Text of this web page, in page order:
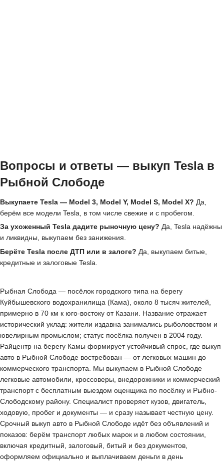
Вопросы и ответы — выкуп Tesla в
Рыбной Слободе
Выкупаете Tesla — Model 3, Model Y, Model S, Model X? Да,
берём все модели Tesla, в том числе свежие и с пробегом.
За ухоженный Tesla дадите рыночную цену? Да, Tesla надёжны
и ликвидны, выкупаем без занижения.
Берёте Tesla после ДТП или в залоге? Да, выкупаем битые,
кредитные и залоговые Tesla.
Рыбная Слобода — посёлок городского типа на берегу
Куйбышевского водохранилища (Кама), около 8 тысяч жителей,
примерно в 70 км к юго-востоку от Казани. Название отражает
исторический уклад: жители издавна занимались рыболовством и
ювелирным промыслом; статус посёлка получен в 2004 году.
Райцентр на берегу Камы формирует устойчивый спрос, где выкуп
авто в Рыбной Слободе востребован — от легковых машин до
коммерческого транспорта. Мы выкупаем в Рыбной Слободе
легковые автомобили, кроссоверы, внедорожники и коммерческий
транспорт с бесплатным выездом оценщика по посёлку и Рыбно-
Слободскому району. Специалист проверяет кузов, двигатель,
ходовую, пробег и документы — и сразу называет честную цену.
Срочный выкуп авто в Рыбной Слободе идёт без объявлений и
показов: берём транспорт любых марок и в любом состоянии,
включая кредитный, залоговый, битый и без документов,
оформляем официально и выплачиваем деньги в день